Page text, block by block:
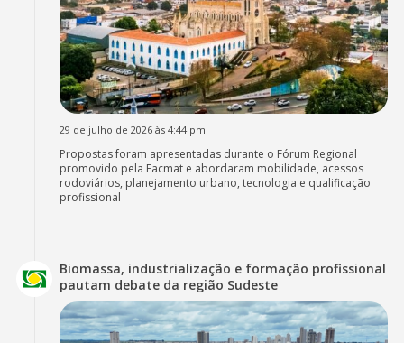
29 de julho de 2026 às 4:44 pm
Propostas foram apresentadas durante o Fórum Regional
promovido pela Facmat e abordaram mobilidade, acessos
rodoviários, planejamento urbano, tecnologia e qualificação
profissional
Biomassa, industrialização e formação profissional
pautam debate da região Sudeste